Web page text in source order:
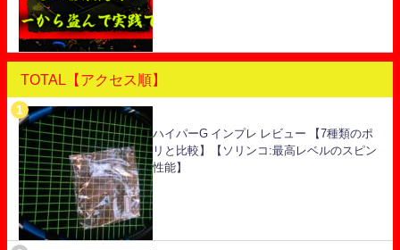
TOTAL【アクセス順】
ハイパーG インプレ レビュー 【7種類のポ
リと比較】【ソリンコ:最高レベルのスピン
性能】